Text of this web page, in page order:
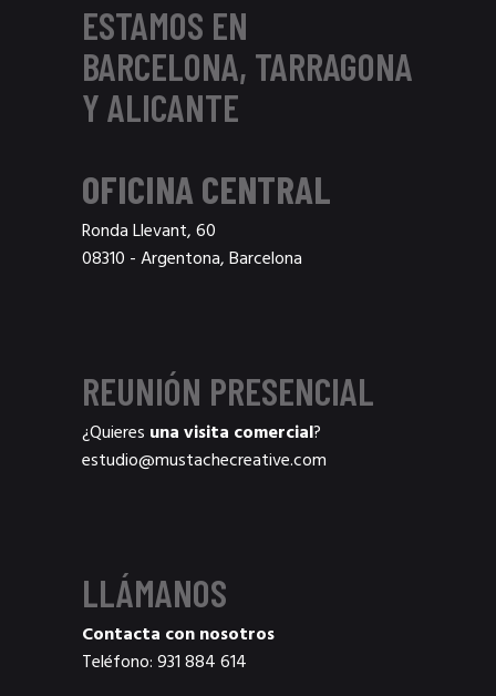
ESTAMOS EN
BARCELONA, TARRAGONA
Y ALICANTE
OFICINA CENTRAL
Ronda Llevant, 60
08310 - Argentona, Barcelona
REUNIÓN PRESENCIAL
¿Quieres una visita comercial?
estudio@mustachecreative.com
LLÁMANOS
Contacta con nosotros
Teléfono:931 884 614